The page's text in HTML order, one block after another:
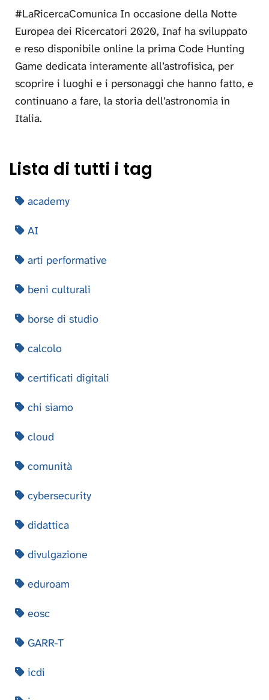
#LaRicercaComunica In occasione della Notte
Europea dei Ricercatori 2020, Inaf ha sviluppato
e reso disponibile online la prima Code Hunting
Game dedicata interamente all’astrofisica, per
scoprire i luoghi e i personaggi che hanno fatto, e
continuano a fare, la storia dell’astronomia in
Italia.
Lista di tutti i tag
academy
AI
arti performative
beni culturali
borse di studio
calcolo
certificati digitali
chi siamo
cloud
comunità
cybersecurity
didattica
divulgazione
eduroam
eosc
GARR-T
icdi